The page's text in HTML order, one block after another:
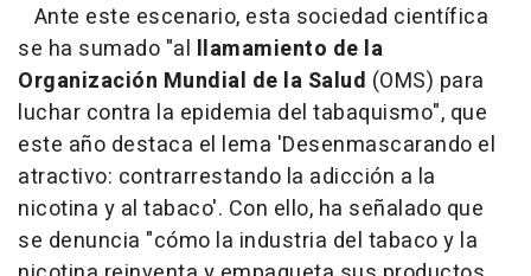
Ante este escenario, esta sociedad científica
se ha sumado "al llamamiento de la
Organización Mundial de la Salud (OMS) para
luchar contra la epidemia del tabaquismo", que
este año destaca el lema 'Desenmascarando el
atractivo: contrarrestando la adicción a la
nicotina y al tabaco'. Con ello, ha señalado que
se denuncia "cómo la industria del tabaco y la